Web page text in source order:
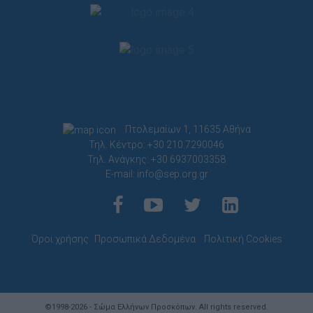
Πτολεμαίων 1, 11635 Αθήνα
Τηλ. Κέντρο: +30 210.7290046
Τηλ. Ανάγκης: +30 6937003358
E-mail: info@sep.org.gr
Όροι χρήσης Προσωπικά Δεδομένα Πολιτική Cookies
©1998-2026 - Σώμα Ελλήνων Προσκόπων. All rights reserved.